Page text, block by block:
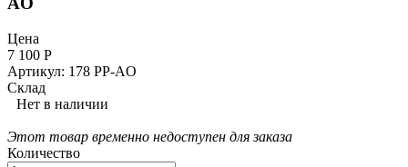
Цена
7 100 Р
Артикул: 178 PP-AO
Склад
Нет в наличии
Этот товар временно недоступен для заказа
Количество